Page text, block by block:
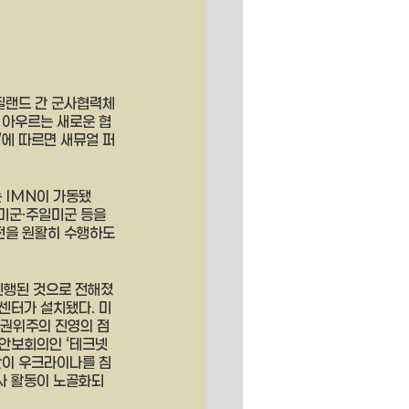
랜드 간 군사협력체
우르는 새로운 협
따르면 새뮤얼 퍼
IMN이 가동됐
군·주일미군 등을
원활히 수행하도
된 것으로 전해졌
터가 설치됐다. 미
위주의 진영의 점
보회의인 ‘테크넷
우크라이나를 침
활동이 노골화되